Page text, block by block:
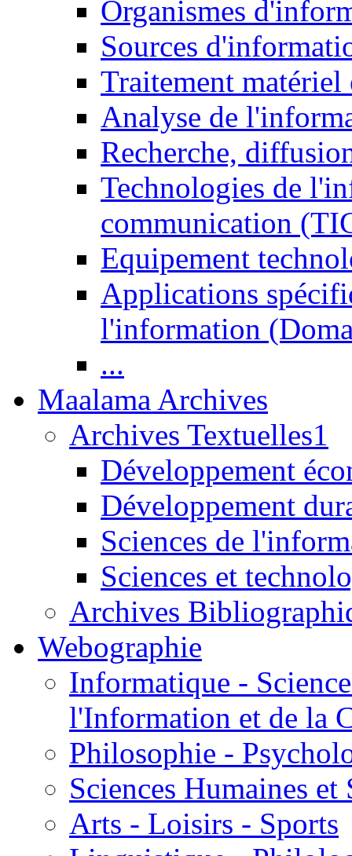
Organismes
Sources
Traitement matériel
Analyse de
Recherche,
Technologies de
communication
Equipement
Applications
l'information
...
Maalama Archives
Archives Textuelles1
Développement
Développement
Sciences de
Sciences et
Archives
Webographie
Informatique -
l'Information et de la
Philosophie -
Sciences Humaines et
Arts - Loisirs - Sports